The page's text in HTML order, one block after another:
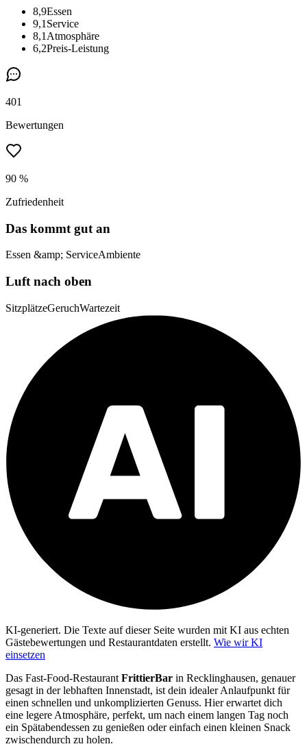
8,9Essen
9,1 Service
8,1 Atmosphäre
6,2Preis-Leistung
401
Bewertungen
90 %
Zufriedenheit
Das kommt gut an
Essen &amp; ServiceAmbiente
Luft nach oben
SitzplätzeGeruchWartezeit
KI-generiert. Die Texte auf dieser Seite wurden mit KI aus echten
Gästebewertungen und Restaurantdaten erstellt. Wie wir KI
einsetzen
Das Fast-Food-Restaurant FrittierBar in Recklinghausen, genauer
gesagt in der lebhaften Innenstadt, ist dein idealer Anlaufpunkt für
einen schnellen und unkomplizierten Genuss. Hier erwartet dich
eine legere Atmosphäre, perfekt, um nach einem langen Tag noch
ein Spätabendessen zu genießen oder einfach einen kleinen Snack
zwischendurch zu holen.